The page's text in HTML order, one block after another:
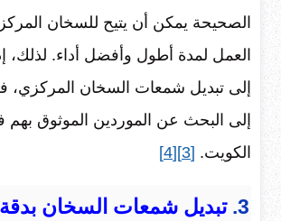
الصحيحة يمكن أن يتيح للسخان
العمل لمدة أطول وأفضل أداء. لذلك،
إلى تبديل شمعات السخان المركزي،
إلى البحث عن الموردين الموثوق بهم
الكويت. [3]
[4]
3. تبديل شمعات السخان